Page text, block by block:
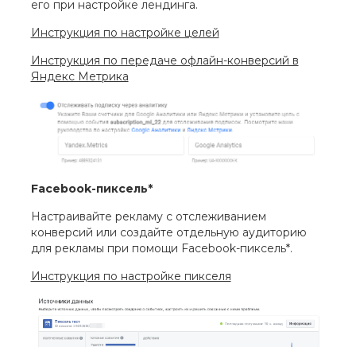
его при настройке лендинга.
Инструкция по настройке целей
Инструкция по передаче офлайн-конверсий в
Яндекс Метрика
Facebook-пиксель*
Настраивайте рекламу с отслеживанием
конверсий или создайте отдельную аудиторию
для рекламы при помощи Facebook-пиксель*.
Инструкция по настройке пикселя